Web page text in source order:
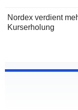
Nordex verdient
Kurserholung